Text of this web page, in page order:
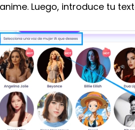
Luego, introduce tu